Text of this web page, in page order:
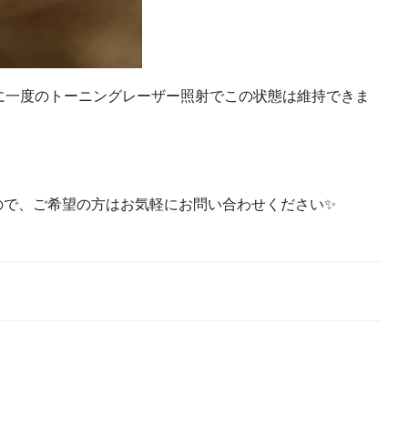
度のトーニングレーザー照射でこの状態は維持できま
、ご希望の方はお気軽にお問い合わせください✨